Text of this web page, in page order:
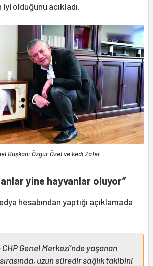
olduğunu açıkladı.
Başkanı Özgür Özel ve kedi Zafer.
yine hayvanlar oluyor”
hesabından yaptığı açıklamada
Genel Merkezi’nde yaşanan
uzun süredir sağlık takibini